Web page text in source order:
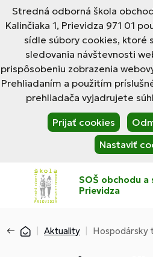
Stredná odborná škola
Kalinčiaka 1, Prievidza 971 01
sídle súbory cookies, ktoré
sledovania návštevnosti
prispôsobeniu zobrazenia
Prehliadaním a použitím
prehliadača vyjadrujete
Prijať cookies
Nastaviť
SOŠ obchodu a
Prievidza
Aktuality Hospodársky